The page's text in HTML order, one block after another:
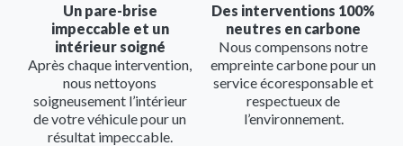
Un pare-brise
impeccable et un
intérieur soigné
Après chaque intervention,
nous nettoyons
soigneusement l’intérieur
de votre véhicule pour un
résultat impeccable.
Des interventions 100%
neutres en carbone
Nous compensons notre
empreinte carbone pour un
service écoresponsable et
respectueux de
l’environnement.